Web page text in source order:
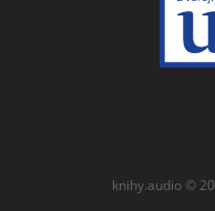
knihy.audio ©